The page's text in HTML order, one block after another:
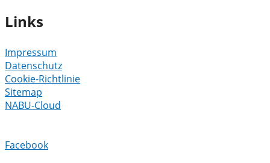
Links
Impressum
Datenschutz
Cookie-Richtlinie
Sitemap
NABU-Cloud
Facebook